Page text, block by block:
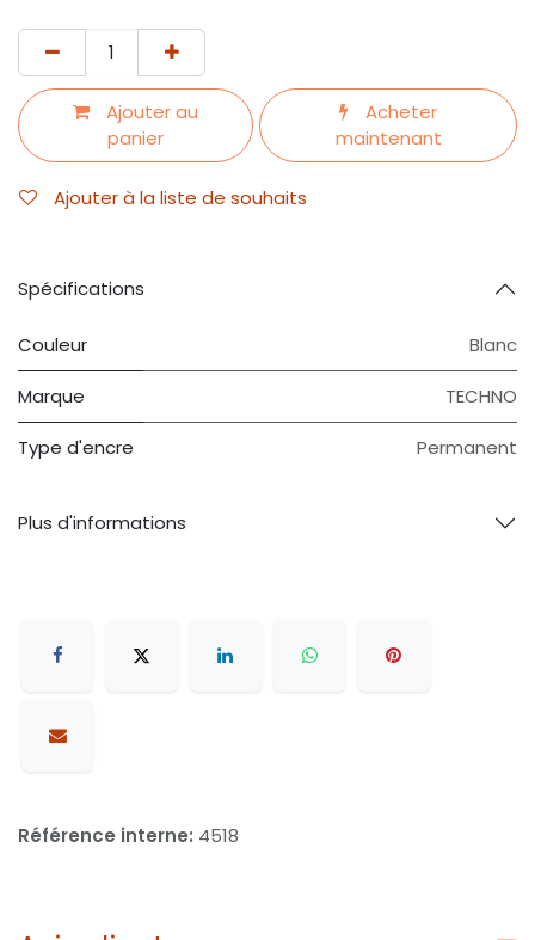
Ajouter au
panier
Acheter
maintenant
Ajouter à la liste de souhaits
Spécifications
Couleur Blanc
Marque TECHNO
Type d'encre Permanent
Plus d'informations
Référence interne: 4518